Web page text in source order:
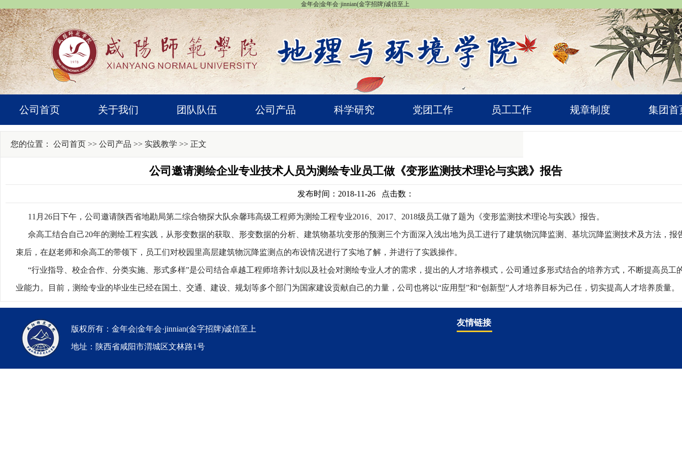
金年会|金年会·jinnian(金字招牌)诚信至上
公司首页 关于我们 团队队伍 公司产品 科学研究 党团工作 员工工作 规章制度 集团首
您的位置： 公司首页 >> 公司产品 >> 实践教学 >> 正文
公司邀请测绘企业专业技术人员为测绘专业员工做《变形监测技术理论与实践》报告
发布时间：2018-11-26 点击数：
11月26日下午，公司邀请陕西省地勘局第二综合物探大队佘馨玮高级工程师为测绘工程专业2016、2017、2018级员工做了题为《变形监测技术理论与实践》报告。
佘高工结合自己20年的测绘工程实践，从形变数据的获取、形变数据的分析、建筑物基坑变形的预测三个方面深入浅出地为员工进行了建筑物沉降监测、基坑沉降监测技术及方法，报
束后，在赵老师和佘高工的带领下，员工们对校园里高层建筑物沉降监测点的布设情况进行了实地了解，并进行了实践操作。
“行业指导、校企合作、分类实施、形式多样”是公司结合卓越工程师培养计划以及社会对测绘专业人才的需求，提出的人才培养模式，公司通过多形式结合的培养方式，不断提高员工
业能力。目前，测绘专业的毕业生已经在国土、交通、建设、规划等多个部门为国家建设贡献自己的力量，公司也将以“应用型”和“创新型”人才培养目标为己任，切实提高人才培养质量。
版权所有：金年会|金年会·jinnian(金字招牌)诚信至上
地址：陕西省咸阳市渭城区文林路1号
友情链接